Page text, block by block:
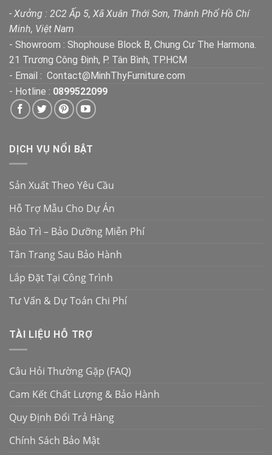
- Xưởng : 2C2 Ấp 5, Xã Xuân Thới Sơn, Thành Phố Hồ Chí
Minh, Việt Nam
- Showroom : Shophouse Block B, Chung Cư The Harmona.
21 Trương Công Định, P. Tân Bình, TP.HCM
- Email : Contact@MinhThyFurniture.com
- Hotline : 0899522099
DỊCH VỤ NỔI BẬT
Sản Xuất Theo Yêu Cầu
Hỗ Trợ Mẫu Cho Dự Án
Bảo Trì – Bảo Dưỡng Miễn Phí
Tân Trang Sau Bảo Hành
Lắp Đặt Tại Công Trình
Tư Vấn & Dự Toán Chi Phí
TÀI LIỆU HỖ TRỢ
Câu Hỏi Thường Gặp (FAQ)
Cam Kết Chất Lượng & Bảo Hành
Quy Định Đổi Trả Hàng
Chính Sách Bảo Mật